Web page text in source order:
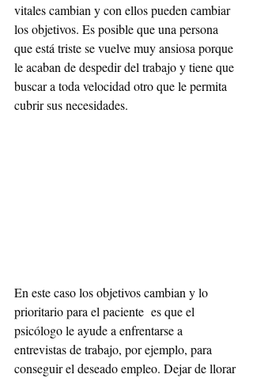
vitales cambian y con ellos pueden cambiar
los objetivos. Es posible que una persona
que está triste se vuelve muy ansiosa porque
le acaban de despedir del trabajo y tiene que
buscar a toda velocidad otro que le permita
cubrir sus necesidades.
En este caso los objetivos cambian y lo
prioritario para el paciente  es que el
psicólogo le ayude a enfrentarse a
entrevistas de trabajo, por ejemplo, para
conseguir el deseado empleo. Dejar de llorar